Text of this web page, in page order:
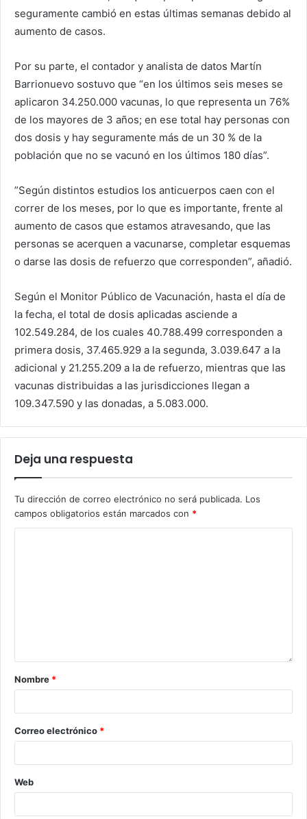
seguramente cambió en estas últimas semanas debido al
aumento de casos.
Por su parte, el contador y analista de datos Martín
Barrionuevo sostuvo que “en los últimos seis meses se
aplicaron 34.250.000 vacunas, lo que representa un 76%
de los mayores de 3 años; en ese total hay personas con
dos dosis y hay seguramente más de un 30 % de la
población que no se vacunó en los últimos 180 días”.
”Según distintos estudios los anticuerpos caen con el
correr de los meses, por lo que es importante, frente al
aumento de casos que estamos atravesando, que las
personas se acerquen a vacunarse, completar esquemas
o darse las dosis de refuerzo que corresponden”, añadió.
Según el Monitor Público de Vacunación, hasta el día de
la fecha, el total de dosis aplicadas asciende a
102.549.284, de los cuales 40.788.499 corresponden a
primera dosis, 37.465.929 a la segunda, 3.039.647 a la
adicional y 21.255.209 a la de refuerzo, mientras que las
vacunas distribuidas a las jurisdicciones llegan a
109.347.590 y las donadas, a 5.083.000.
Deja una respuesta
Tu dirección de correo electrónico no será publicada. Los
campos obligatorios están marcados con *
Nombre *
Correo electrónico *
Web